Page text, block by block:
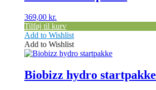
369,00 kr.
Tilføj til kurv
Add to Wishlist
Add to Wishlist
Biobizz hydro startpakke